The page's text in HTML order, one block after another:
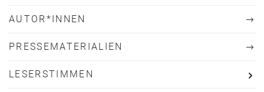
AUTOR*INNEN
PRESSEMATERIALIEN
LESERSTIMMEN